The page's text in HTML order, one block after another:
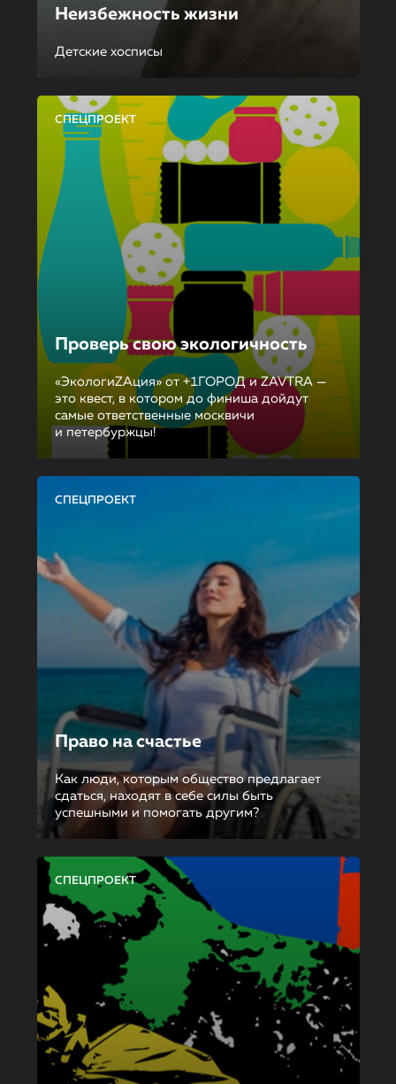
Неизбежность жизни
Детские хосписы
СПЕЦПРОЕКТ
Проверь свою экологичность
«ЭкологиZAция» от +1ГОРОД и ZAVTRA —
это квест, в котором до финиша дойдут
самые ответственные москвичи
и петербуржцы!
СПЕЦПРОЕКТ
Право на счастье
Как люди, которым общество предлагает
сдаться, находят в себе силы быть
успешными и помогать другим?
СПЕЦПРОЕКТ